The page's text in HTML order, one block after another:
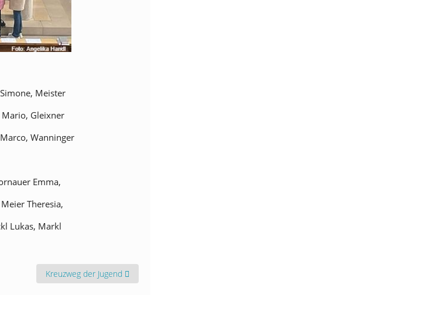
Meister
Mario, Gleixner
Wanninger
Emma,
Theresia,
Lukas, Markl
ein Nächster Beitrag: Kreuzweg der Jugend
Kreuzweg der Jugend